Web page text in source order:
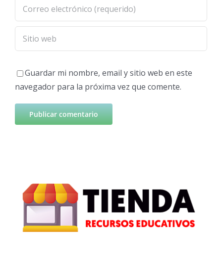
Guardar mi nombre, email y sitio web en este
navegador para la próxima vez que comente.